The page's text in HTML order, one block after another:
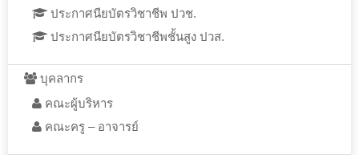
ประกาศนียบัตรวิชาชีพ ปวช.
ประกาศนียบัตรวิชาชีพชั้นสูง ปวส.
บุคลากร
คณะผู้บริหาร
คณะครู – อาจารย์